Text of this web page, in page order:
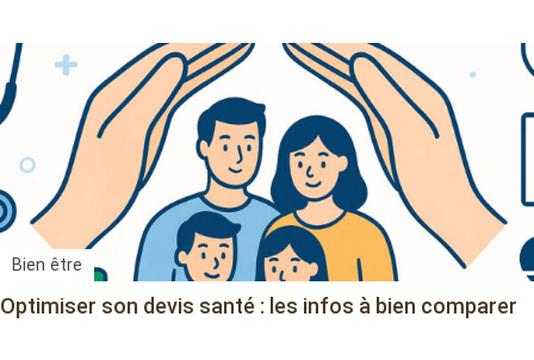
Bien être
Optimiser son devis santé : les infos à bien comparer